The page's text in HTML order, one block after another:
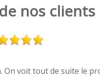
nos clients
voit tout de suite le